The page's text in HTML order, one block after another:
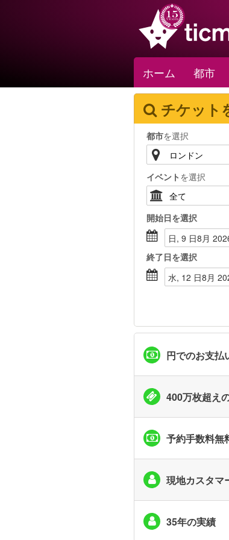
ホーム 都市
チケット
都市を選択
イベント を選択
開始日を選択
日, 9 日8月
終了日を選択
水, 12 日8月
円でのお支払
400万枚超え
予約手数料無
現地カスタマ
35年の実績